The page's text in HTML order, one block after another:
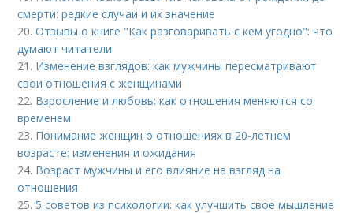
смерти: редкие случаи и их значение
20.Отзывы о книге "Как разговаривать с кем угодно": что
думают читатели
21. Изменение взглядов: как мужчины пересматривают
свои отношения с женщинами
22. Взросление и любовь: как отношения меняются со
временем
23. Понимание женщин о отношениях в 20-летнем
возрасте: изменения и ожидания
24. Возраст мужчины и его влияние на взгляд на
отношения
25. 5 советов из психологии: как улучшить свое мышление